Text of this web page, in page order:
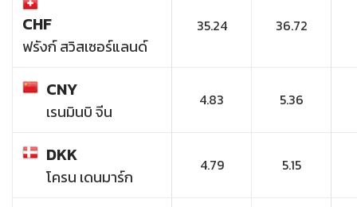
CHF
ฟรังก์ สวิสเซอร์แลนด์
35.24 36.72
CNY
เรนมินบิ จีน
4.83 5.36
DKK
โครน เดนมาร์ก
4.79 5.15